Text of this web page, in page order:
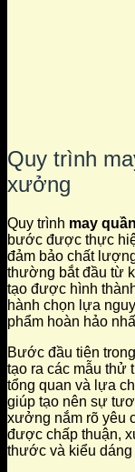
Quy trình
xưởng
Quy trình may
bước được thực
đảm bảo chất
thường bắt đầu từ
tạo được hình
hành chọn lựa
phẩm hoàn hảo
Bước đầu tiên
tạo ra các mẫu thử
tổng quan và lựa
giúp tạo nên sự
xưởng nắm rõ yêu
được chấp thuận,
thước và kiểu